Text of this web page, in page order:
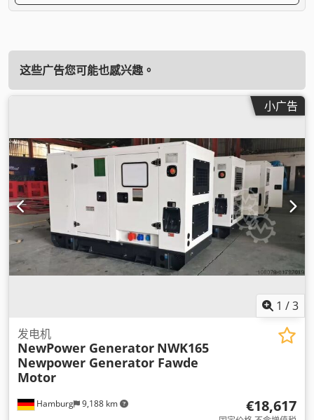
这些广告您可能也感兴趣。
小广告
1 /3
Hamburg 9,188 km
发电机
NewPower Generator NWK165
Newpower Generator Fawde
Motor
€18,617